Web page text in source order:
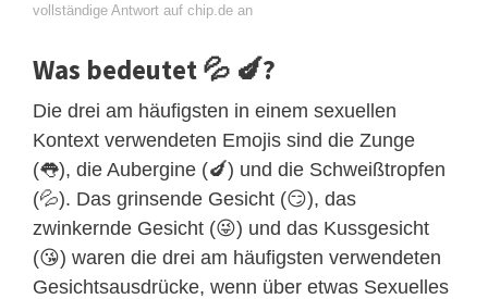
vollständige Antwort auf chip.de an
Was bedeutet 💦 🍆?
Die drei am häufigsten in einem sexuellen
Kontext verwendeten Emojis sind die Zunge
(👅), die Aubergine (🍆) und die Schweißtropfen
(💦). Das grinsende Gesicht (😏), das
zwinkernde Gesicht (😜) und das Kussgesicht
(😘) waren die drei am häufigsten verwendeten
Gesichtsausdrücke, wenn über etwas Sexuelles